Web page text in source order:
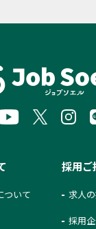
ついて
採用ご
求人
採用